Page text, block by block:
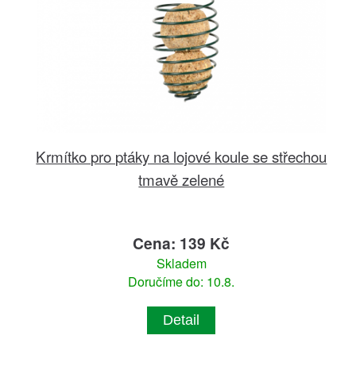
Krmítko pro ptáky na lojové koule se střechou
tmavě zelené
Cena: 139 Kč
Skladem
Doručíme do: 10.8.
Detail